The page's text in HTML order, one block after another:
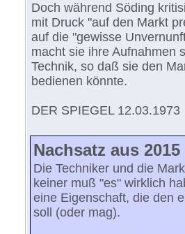
Doch während Söding
mit Druck "auf den Markt
auf die "gewisse
macht sie ihre Aufnahmen
Technik, so daß sie den
bedienen könnte.
DER SPIEGEL 12.03.1973
Nachsatz aus
Die Techniker und die
keiner muß "es" wirklich
eine Eigenschaft, die den
soll (oder mag).